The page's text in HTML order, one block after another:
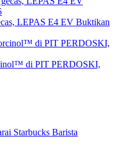
LEPAS E4 EV Buktikan
di PIT PERDOSKI,